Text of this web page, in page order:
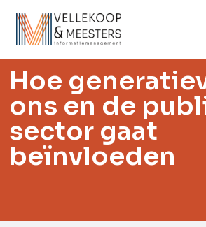
Hoe
ons en de
sector gaat
beïnvloeden